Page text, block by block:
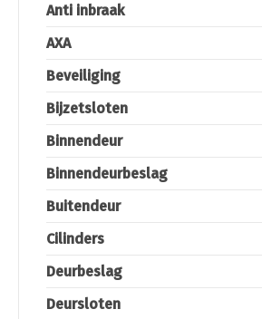
Anti inbraak
AXA
Beveiliging
Bijzetsloten
Binnendeur
Binnendeurbeslag
Buitendeur
Cilinders
Deurbeslag
Deursloten